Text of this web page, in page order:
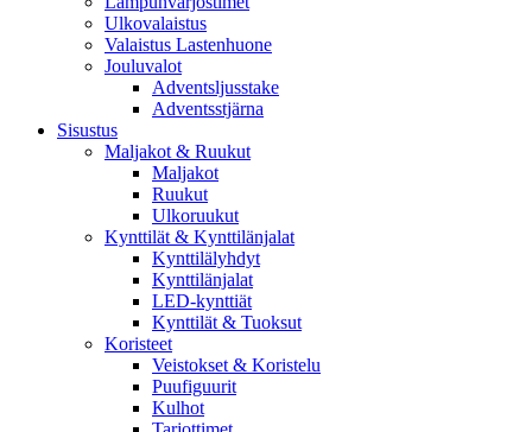
Ulkovalaistus
Valaistus Lastenhuone
Jouluvalot
Adventsljusstake
Adventsstjärna
Sisustus
Maljakot & Ruukut
Maljakot
Ruukut
Ulkoruukut
Kynttilät & Kynttilänjalat
Kynttilälyhdyt
Kynttilänjalat
LED-kynttiät
Kynttilät & Tuoksut
Koristeet
Veistokset & Koristelu
Puufiguurit
Kulhot